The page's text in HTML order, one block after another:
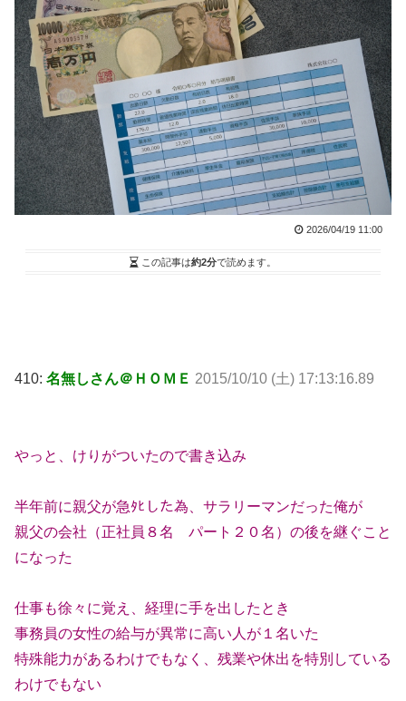
2026/04/19 11:00
この記事は約2分で読めます。
410: 名無しさん＠ＨＯＭＥ 2015/10/10 (土) 17:13:16.89
やっと、けりがついたので書き込み
半年前に親父が急ﾀﾋした為、サラリーマンだった俺が
親父の会社（正社員８名 パート２０名）の後を継ぐこと
になった
仕事も徐々に覚え、経理に手を出したとき
事務員の女性の給与が異常に高い人が１名いた
特殊能力があるわけでもなく、残業や休出を特別している
わけでもない